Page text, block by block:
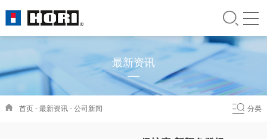
最新资讯
首页- 最新资讯- 公司新闻 分类